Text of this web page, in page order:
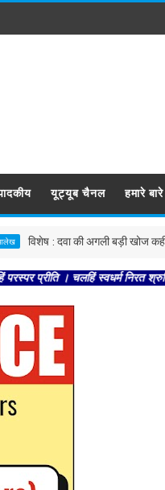
यूट्यूब चैनल हमारे
: दवा की अगली बड़ी खोज कहीं जंगल में
चलहिं स्वधर्म निरत